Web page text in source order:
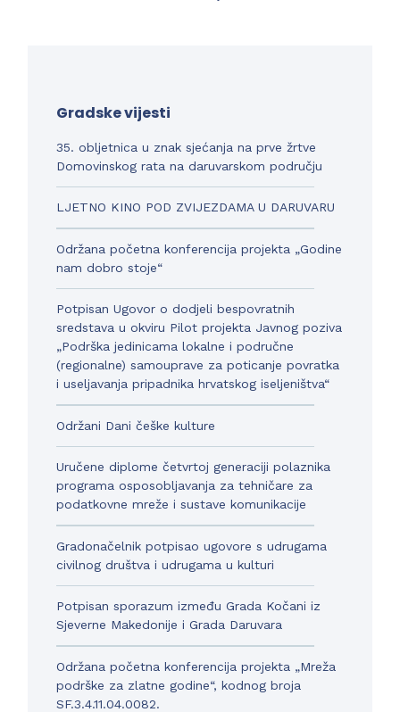
Gradske vijesti
35. obljetnica u znak sjećanja na prve žrtve
Domovinskog rata na daruvarskom području
LJETNO KINO POD ZVIJEZDAMA U DARUVARU
Održana početna konferencija projekta „Godine
nam dobro stoje“
Potpisan Ugovor o dodjeli bespovratnih
sredstava u okviru Pilot projekta Javnog poziva
„Podrška jedinicama lokalne i područne
(regionalne) samouprave za poticanje povratka
i useljavanja pripadnika hrvatskog iseljeništva“
Održani Dani češke kulture
Uručene diplome četvrtoj generaciji polaznika
programa osposobljavanja za tehničare za
podatkovne mreže i sustave komunikacije
Gradonačelnik potpisao ugovore s udrugama
civilnog društva i udrugama u kulturi
Potpisan sporazum između Grada Kočani iz
Sjeverne Makedonije i Grada Daruvara
Održana početna konferencija projekta „Mreža
podrške za zlatne godine“, kodnog broja
SF.3.4.11.04.0082.